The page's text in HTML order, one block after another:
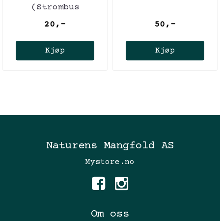
(Strombus
pugilis)
20,-
Kjøp
50,-
Kjøp
Naturens Mangfold AS
Mystore.no
Om oss